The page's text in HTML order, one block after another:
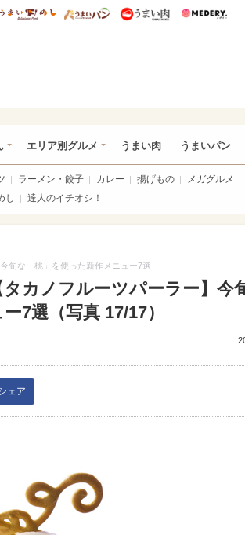
研 ディズニー特集
mimot. うまいめし うまいパン うまい肉
エリア別グルメ うまい肉 うまいパン
ラーメン・餃子 カレー 揚げもの メガグルメ
し 達人のイチオシ！
旬な「桃」を使った新作メニュー7選
カノフルーツパーラー】今
7選（写真 17/17）
ェア